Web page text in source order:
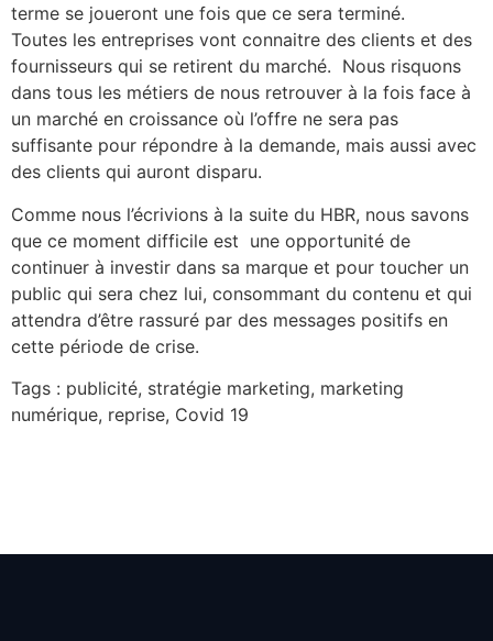
terme se joueront une fois que ce sera terminé.
Toutes les entreprises vont connaitre des clients et des
fournisseurs qui se retirent du marché. Nous risquons
dans tous les métiers de nous retrouver à la fois face à
un marché en croissance où l’offre ne sera pas
suffisante pour répondre à la demande, mais aussi avec
des clients qui auront disparu.
Comme nous l’écrivions à la suite du HBR, nous savons
que ce moment difficile est une opportunité de
continuer à investir dans sa marque et pour toucher un
public qui sera chez lui, consommant du contenu et qui
attendra d’être rassuré par des messages positifs en
cette période de crise.
​Tags : publicité, stratégie marketing, marketing
numérique, reprise, Covid 19